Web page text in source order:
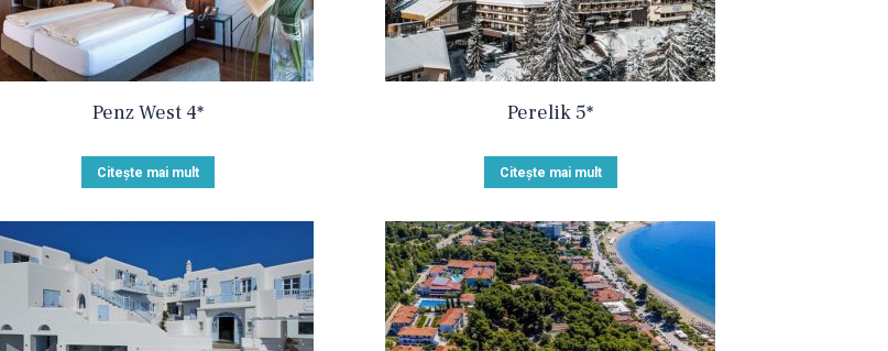
Penz West 4*
Citește mai mult
Perelik 5*
Citește mai mult